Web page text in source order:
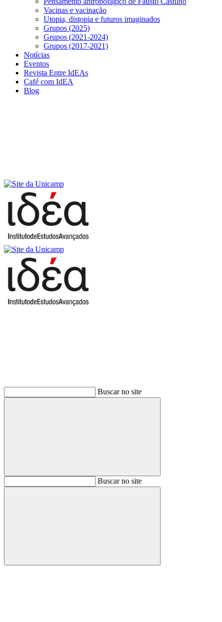
Vacinas e vacinação
Utopia, distopia e futuros imaginados
Grupos (2025)
Grupos (2021-2024)
Grupos (2017-2021)
Notícias
Eventos
Revista Entre IdEAs
Café com IdEA
Blog
Buscar no site
BuscarBuscar no site
Buscar